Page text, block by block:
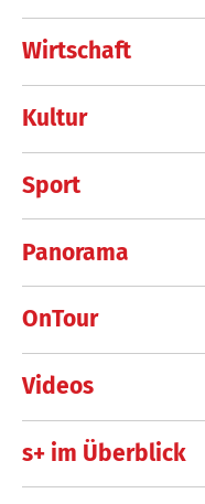
Wirtschaft
Kultur
Sport
Panorama
OnTour
Videos
s+ im Überblick